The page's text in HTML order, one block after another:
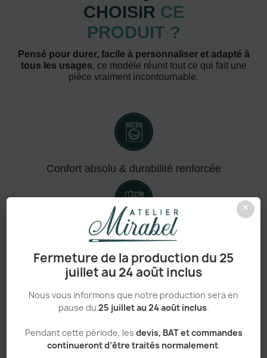
×
Fermeture de la production du 25
juillet au 24 août inclus
Nous vous informons que notre production sera en
pause du 25 juillet au 24 août inclus.
Pendant cette période, les devis, BAT et commandes
continueront d’être traités normalement.
CHOISIR CE
PRODUIT ?
Pensé pour durer, facile à personnaliser et adapté à
tous les usages, ce modèle réunit tout ce qui fait une
pièce vraiment incontournable.
Confort absolu & durabilité renforcée
Personnalisation haut de gamme
Adapté aux pros comme aux particuliers